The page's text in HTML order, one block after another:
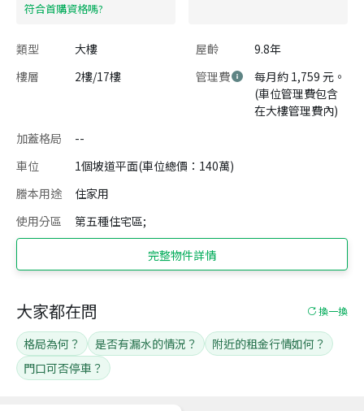
​符合首購資格嗎?
類型 大樓 屋齡
9.8年
樓層
2樓/17樓 管理費
每月約 1,759 元。
(車位管理費包含
在大樓管理費內)
加蓋格局
--
車位
1個坡道平面(車位總價：140萬)
謄本用途
住家用
使用分區
第五種住宅區;
完整物件詳情
大家都在問 換一換
格局為何？ 是否有漏水的情況？
附近的租金行情如何？
門口可否停車？